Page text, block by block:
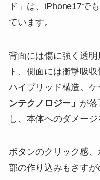
ド」は、iPhone17で
ています。
背面には傷に強く透
ト、側面には衝撃吸
ハイブリッド構造。
ンテクノロジー」 が落
し、本体へのダメージ
ボタンのクリック感
部の作り込みもさす